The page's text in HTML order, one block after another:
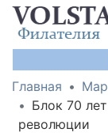
Главная
Блок 70
революции